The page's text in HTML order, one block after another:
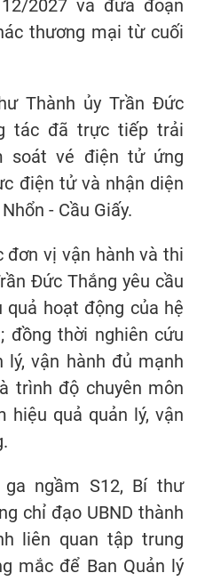
2027 và đưa đoạn
thương mại từ cuối
Thành ủy Trần Đức
tác đã trực tiếp trải
soát vé điện tử ứng
điện tử và nhận diện
- Cầu Giấy.
đơn vị vận hành và thi
Đức Thắng yêu cầu
hoạt động của hệ
đồng thời nghiên cứu
lý, vận hành đủ mạnh
trình độ chuyên môn
hiệu quả quản lý, vận
ngầm S12, Bí thư
chỉ đạo UBND thành
liên quan tập trung
mắc để Ban Quản lý